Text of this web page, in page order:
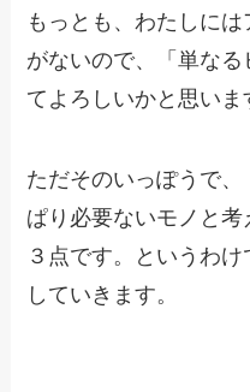
もっとも、わたしに
がないので、「単な
てよろしいかと思いま
ただそのいっぽうで
ぱり必要ないモノと
３点です。というわ
していきます。